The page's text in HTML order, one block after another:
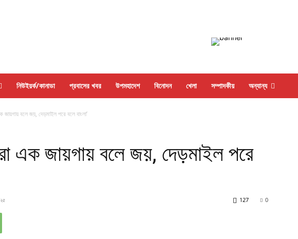
নিউইয়র্ক/কানাডা প্রবাসের খবর উপমহাদেশ বিনোদন খেলা সম্পাদকীয় অন্যান্য
জায়গায় বলে জয়, দেড়মাইল পরে বলে বাংলা’
এক জায়গায় বলে জয়, দেড়মাইল পরে
0
127